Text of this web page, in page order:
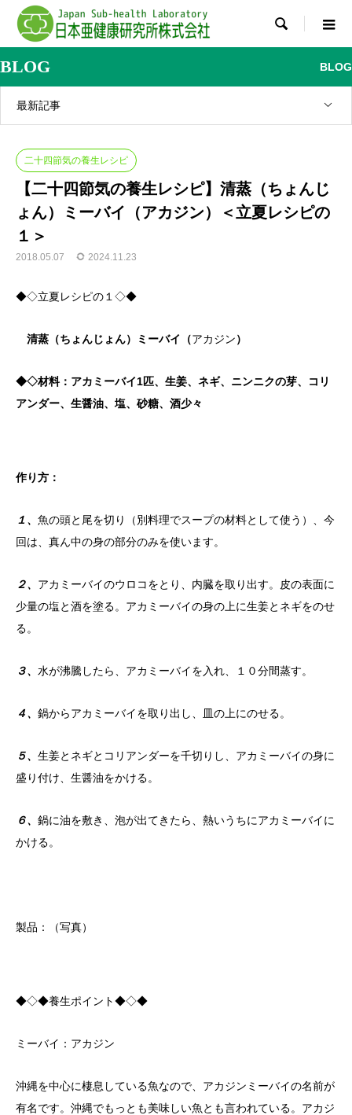

BLOG BLOG
最新記事
二十四節気の養生レシピ
【二十四節気の養生レシピ】清蒸（ちょんじ
ょん）ミーバイ（アカジン）＜立夏レシピの
１＞
2018.05.07 2024.11.23
◆◇立夏レシピの１◇◆
清蒸（ちょんじょん）ミーバイ（アカジン）
◆◇材料：アカミーバイ1匹、生姜、ネギ、ニンニクの芽、コリ
アンダー、生醤油、塩、砂糖、酒少々
作り方：
１、 魚の頭と尾を切り（別料理でスープの材料として使う）、今
回は、真ん中の身の部分のみを使います。
２、 アカミーバイのウロコをとり、内臓を取り出す。皮の表面に
少量の塩と酒を塗る。アカミーバイの身の上に生姜とネギをのせ
る。
３、 水が沸騰したら、アカミーバイを入れ、１０分間蒸す。
４、 鍋からアカミーバイを取り出し、皿の上にのせる。
５、 生姜とネギとコリアンダーを千切りし、アカミーバイの身に
盛り付け、生醤油をかける。
６、 鍋に油を敷き、泡が出てきたら、熱いうちにアカミーバイに
かける。
製品：（写真）
◆◇◆養生ポイント◆◇◆
ミーバイ：アカジン
沖縄を中心に棲息している魚なので、アカジンミーバイの名前が
有名です。沖縄でもっとも美味しい魚とも言われている。アカジ